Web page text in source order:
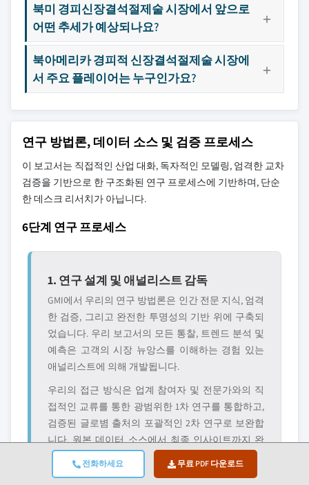
전화하세요 무료 PDF 다운로드
북미 경피신장결석절제술 시장에서 앞으로
어떤 추세가 예상되나요?
북아메리카 경피적 신장결석절제술 시장에
서 주요 플레이어는 누구인가요?
연구 방법론, 데이터 소스 및 검증 프로세스
이 보고서는 직접적인 산업 대화, 독자적인 모델링, 엄격한 교차
검증을 기반으로 한 구조화된 연구 프로세스에 기반하며, 단순
한 데스크 리서치가 아닙니다.
6단계 연구 프로세스
1. 연구 설계 및 애널리스트 감독
GMI에서 우리의 연구 방법론은 인간 전문 지식, 엄격
한 검증, 그리고 완전한 투명성의 기반 위에 구축되
었습니다. 우리 보고서의 모든 통찰, 트렌드 분석 및
예측은 고객의 시장 뉴앙스를 이해하는 경험 있는
애널리스트에 의해 개발됩니다.
우리의 접근 방식은 업계 참여자 및 전문가와의 직
접적인 교류를 통한 광범위한 1차 연구를 통합하고,
검증된 글로볌 출처의 포괄적인 2차 연구로 보완합
니다. 원본 데이터 소스에서 최종 인사이트까지 완
전한 추적성을 유지하면서 신뢰할 수 있는 예측을
제공하기 위해 정량화된 영향 분석을 적용합니다.